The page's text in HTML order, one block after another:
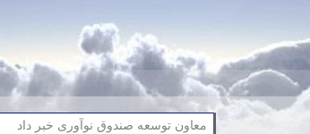
معاون توسعه صندوق نوآوری خبر داد